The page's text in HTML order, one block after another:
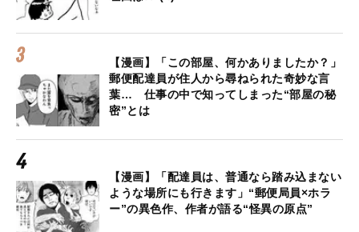
【漫画】「この部屋、何かありましたか？」
郵便配達員が住人から尋ねられた奇妙な言
葉… 仕事の中で知ってしまった“部屋の秘
密”とは
【漫画】「配達員は、普通なら踏み込まない
ような場所にも行きます」“郵便局員×ホラ
ー”の異色作、作者が語る“怪異の原点”